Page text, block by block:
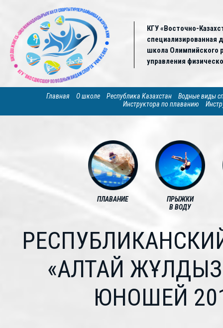
КГУ «Восточно-
специализированная
школа Олимпийского
управления
Главная О школе Республика Казахстан
Водные виды
Инструктора по плаванию
ПЛАВАНИЕ
ПРЫЖКИ
В ВОДУ
«АЛТАЙ
ЮНОШЕЙ